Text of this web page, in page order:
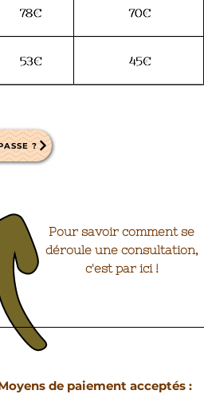
?
Pour savoir comment se
déroule une consultation,
c'est par ici !
de paiement acceptés :